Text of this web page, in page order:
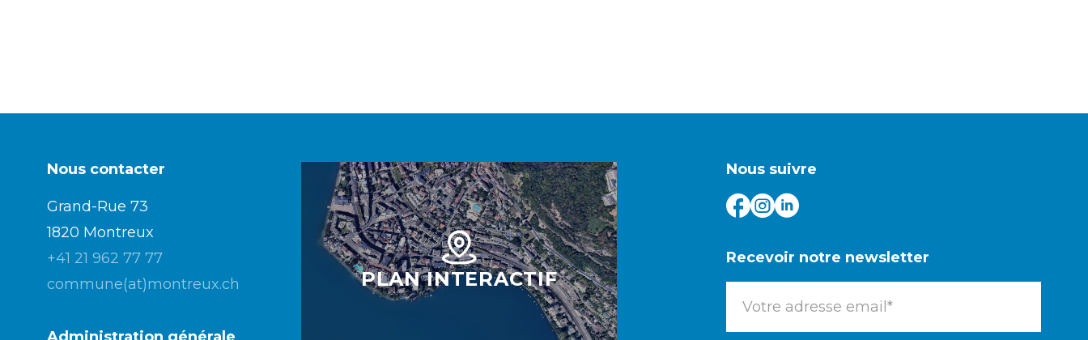
Nous contacter
Grand-Rue 73
1820 Montreux
+41 21 962 77 77
commune(at)montreux.ch
PLAN INTERACTIF
Nous suivre
Recevoir notre newsletter